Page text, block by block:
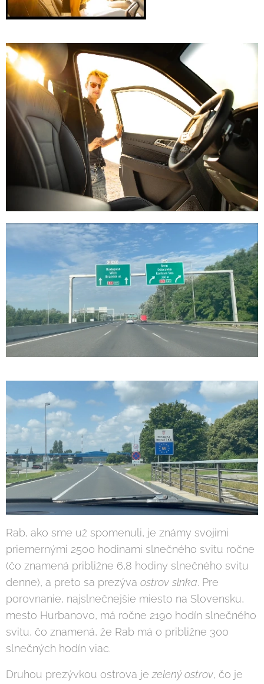
Rab, ako sme už spomenuli, je známy svojimi
priemernými 2500 hodinami slnečného svitu ročne
(čo znamená približne 6,8 hodiny slnečného svitu
denne), a preto sa prezýva ostrov slnka. Pre
porovnanie, najslnečnejšie miesto na Slovensku,
mesto Hurbanovo, má ročne 2190 hodín slnečného
svitu, čo znamená, že Rab má o približne 300
slnečných hodín viac.
Druhou prezývkou ostrova je zelený ostrov, čo je